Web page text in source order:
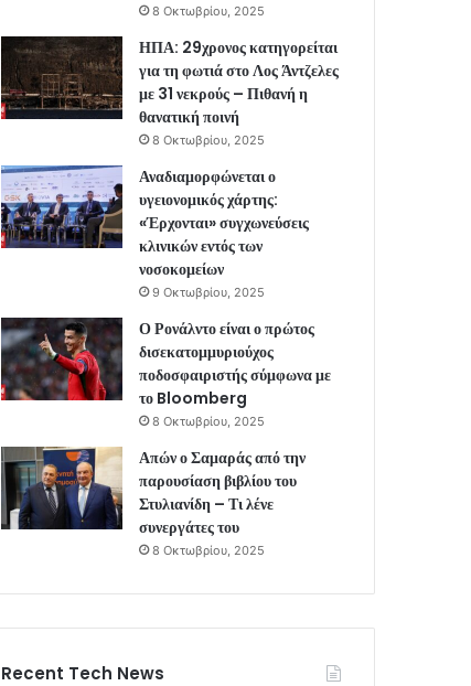
8 Οκτωβρίου, 2025
ΗΠΑ: 29χρονος κατηγορείται
για τη φωτιά στο Λος Άντζελες
με 31 νεκρούς – Πιθανή η
θανατική ποινή
8 Οκτωβρίου, 2025
Αναδιαμορφώνεται ο
υγειονομικός χάρτης:
«Έρχονται» συγχωνεύσεις
κλινικών εντός των
νοσοκομείων
9 Οκτωβρίου, 2025
Ο Ρονάλντο είναι ο πρώτος
δισεκατομμυριούχος
ποδοσφαιριστής σύμφωνα με
το Bloomberg
8 Οκτωβρίου, 2025
Απών ο Σαμαράς από την
παρουσίαση βιβλίου του
Στυλιανίδη – Τι λένε
συνεργάτες του
8 Οκτωβρίου, 2025
Recent Tech News